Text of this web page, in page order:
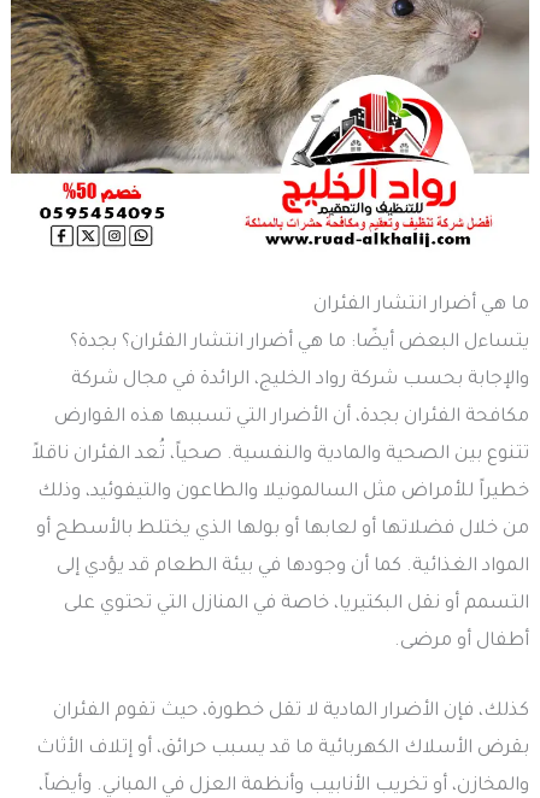
ما هي أضرار انتشار الفئران
يتساءل البعض أيضًا: ما هي أضرار انتشار الفئران؟ بجدة؟
والإجابة بحسب شركة رواد الخليج، الرائدة في مجال شركة
مكافحة الفئران بجدة، أن الأضرار التي تسببها هذه القوارض
تتنوع بين الصحية والمادية والنفسية. صحياً، تُعد الفئران ناقلاً
خطيراً للأمراض مثل السالمونيلا والطاعون والتيفوئيد، وذلك
من خلال فضلاتها أو لعابها أو بولها الذي يختلط بالأسطح أو
المواد الغذائية. كما أن وجودها في بيئة الطعام قد يؤدي إلى
التسمم أو نقل البكتيريا، خاصة في المنازل التي تحتوي على
أطفال أو مرضى.
كذلك، فإن الأضرار المادية لا تقل خطورة، حيث تقوم الفئران
بقرض الأسلاك الكهربائية ما قد يسبب حرائق، أو إتلاف الأثاث
والمخازن، أو تخريب الأنابيب وأنظمة العزل في المباني. وأيضاً،